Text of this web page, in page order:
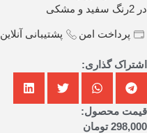
در 2رنگ سفید و مشکی
پرداخت امن پشتیبانی آنلاین
اشتراک گذاری:
قیمت محصول:
298,000 تومان